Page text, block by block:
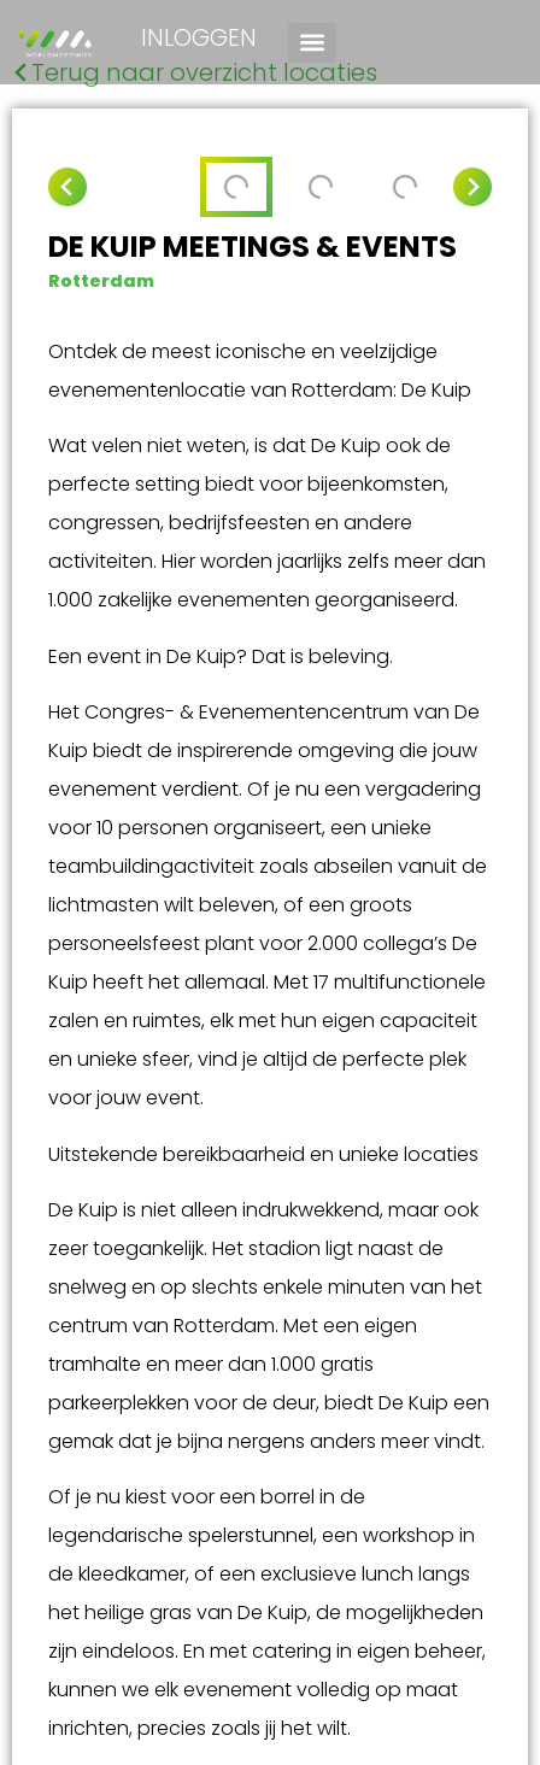
INLOGGEN
Terug naar overzicht locaties
DE KUIP MEETINGS & EVENTS
Rotterdam
Ontdek de meest iconische en veelzijdige
evenementenlocatie van Rotterdam: De Kuip
Wat velen niet weten, is dat De Kuip ook de
perfecte setting biedt voor bijeenkomsten,
congressen, bedrijfsfeesten en andere
activiteiten. Hier worden jaarlijks zelfs meer dan
1.000 zakelijke evenementen georganiseerd.
Een event in De Kuip? Dat is beleving.
Het Congres- & Evenementencentrum van De
Kuip biedt de inspirerende omgeving die jouw
evenement verdient. Of je nu een vergadering
voor 10 personen organiseert, een unieke
teambuildingactiviteit zoals abseilen vanuit de
lichtmasten wilt beleven, of een groots
personeelsfeest plant voor 2.000 collega’s De
Kuip heeft het allemaal. Met 17 multifunctionele
zalen en ruimtes, elk met hun eigen capaciteit
en unieke sfeer, vind je altijd de perfecte plek
voor jouw event.
Uitstekende bereikbaarheid en unieke locaties
De Kuip is niet alleen indrukwekkend, maar ook
zeer toegankelijk. Het stadion ligt naast de
snelweg en op slechts enkele minuten van het
centrum van Rotterdam. Met een eigen
tramhalte en meer dan 1.000 gratis
parkeerplekken voor de deur, biedt De Kuip een
gemak dat je bijna nergens anders meer vindt.
Of je nu kiest voor een borrel in de
legendarische spelerstunnel, een workshop in
de kleedkamer, of een exclusieve lunch langs
het heilige gras van De Kuip, de mogelijkheden
zijn eindeloos. En met catering in eigen beheer,
kunnen we elk evenement volledig op maat
inrichten, precies zoals jij het wilt.